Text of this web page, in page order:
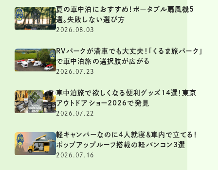
夏の車中泊におすすめ！ポータブル扇風機5
選。失敗しない選び方
2026.08.03
RVパークが満車でも大丈夫！「くるま旅パーク」
で車中泊旅の選択肢が広がる
2026.07.23
車中泊旅で欲しくなる便利グッズ14選！東京
アウトドアショー2026で発見
2026.07.22
軽キャンパーなのに4人就寝＆車内で立てる！
ポップアップルーフ搭載の軽バンコン3選
2026.07.16